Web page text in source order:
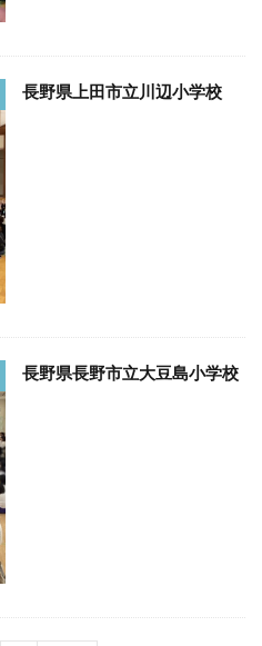
長野県上田市立川辺小学校
長野県長野市立大豆島小学校